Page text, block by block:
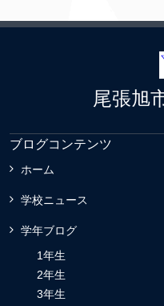
尾張旭
ブログコンテンツ
ホーム
学校ニュース
学年ブログ
1年生
2年生
3年生